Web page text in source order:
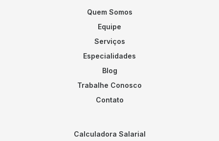
Quem Somos
Equipe
Serviços
Especialidades
Blog
Trabalhe Conosco
Contato
Calculadora Salarial